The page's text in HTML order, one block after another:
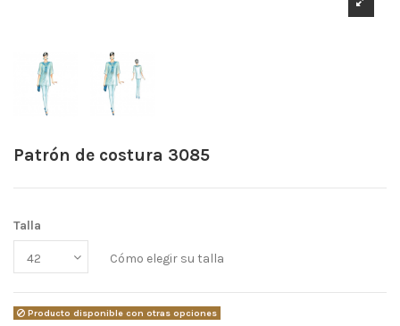
Patrón de costura 3085
Talla
Cómo elegir su talla
Producto disponible con otras opciones